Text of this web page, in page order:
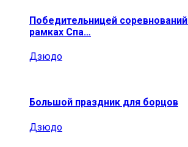
Победительницей
рамках Спа…
Дзюдо
Большой праздник для борцов
Дзюдо